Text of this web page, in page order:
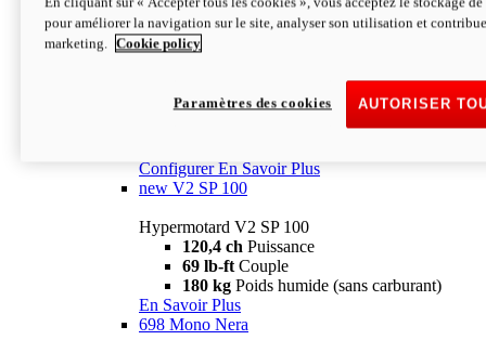
Configurer En Savoir Plus
newV2 SP
69 lb-ftCouple
Poids humide (sans carburant)
Configurer En Savoir Plus
new V2 SP 100
Hypermotard V2 SP 100
120,4 ch Puissance
69 lb-ft Couple
180 kg Poids humide (sans carburant)
En Savoir Plus
698 Mono Nera
pour améliorer la navigation sur le site, analyser son utilisation et
marketing.
Cookie policy
AUTORISER
Paramètres des cookies